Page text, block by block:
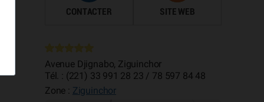
CONTACTER SITE WEB
Avenue Djignabo, Ziguinchor
Tél. : (221) 33 991 28 23 / 78 597 84 48
Zone : Ziguinchor